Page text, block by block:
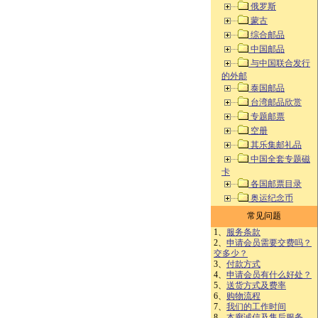
俄罗斯
蒙古
综合邮品
中国邮品
与中国联合发行
的外邮
泰国邮品
台湾邮品欣赏
专题邮票
空册
其乐集邮礼品
中国全套专题磁
卡
各国邮票目录
奥运纪念币
常见问题
1、 服务条款
2、 申请会员需要交费吗？
交多少？
3、 付款方式
4、 申请会员有什么好处？
5、 送货方式及费率
6、 购物流程
7、 我们的工作时间